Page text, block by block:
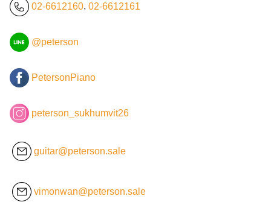
02-6612160, 02-6612161
@peterson
PetersonPiano
peterson_sukhumvit26
guitar@peterson.sale
vimonwan@peterson.sale